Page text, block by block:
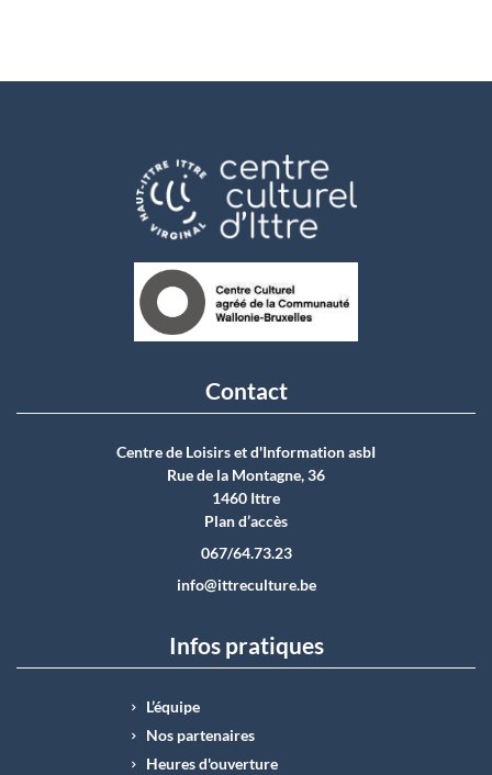
Contact
Centre de Loisirs et d'Information asbI
Rue de la Montagne, 36
1460 Ittre
Plan d’accès
067/64.73.23
info@ittreculture.be
Infos pratiques
L’équipe
Nos partenaires
Heures d'ouverture